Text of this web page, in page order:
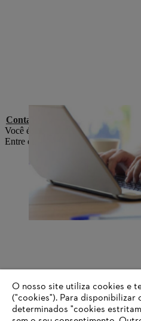
Contatos de imprensa
Você é representante de mídia e
Entre em contato com a equipe de
O nosso site utiliza cookies e
("cookies"). Para disponibilizar
determinados "cookies